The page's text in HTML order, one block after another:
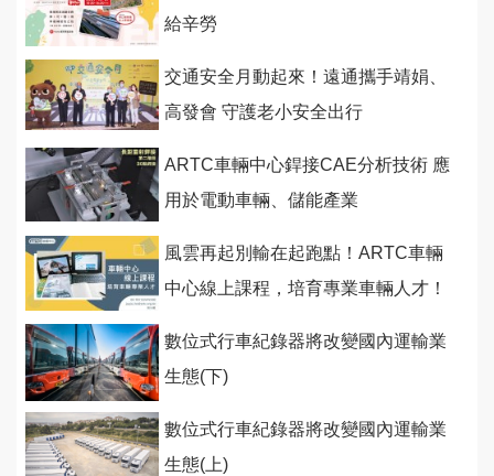
給辛勞
交通安全月動起來！遠通攜手靖娟、
高發會 守護老小安全出行
ARTC車輛中心銲接CAE分析技術 應
用於電動車輛、儲能產業
風雲再起別輸在起跑點！ARTC車輛
中心線上課程，培育專業車輛人才！
數位式行車紀錄器將改變國內運輸業
生態(下)
數位式行車紀錄器將改變國內運輸業
生態(上)